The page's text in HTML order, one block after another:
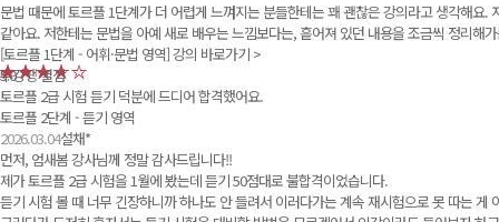
문법 때문에 토르플 1단계가 더 어렵게 느껴지는 분들한테는 꽤 괜찮은 강의라고 생각해
같아요. 저한테는 문법을 아예 새로 배우는 느낌보다는, 흩어져 있던 내용을 조금씩 정리해
[토르플 1단계 - 어휘·문법 영역]강의 바로가기 >
수강생 별점
5.0
토르플 2급 시험 듣기 덕분에 드디어 합격했어요.
토르플 2단계 - 듣기 영역
2026.03.04설채*
먼저, 엄새봄 강사님께 정말 감사드립니다!!
제가 토르플 2급 시험을 1월에 봤는데 듣기 50점대로 불합격이었습니다.
듣기 시험 볼 때 너무 긴장하니까 하나도 안 들려서 이러다가는 계속 재시험으로 못 따는 게